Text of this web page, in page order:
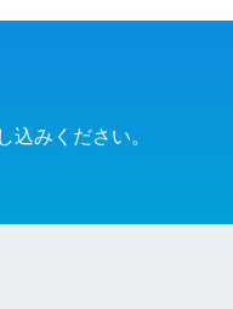
みください。